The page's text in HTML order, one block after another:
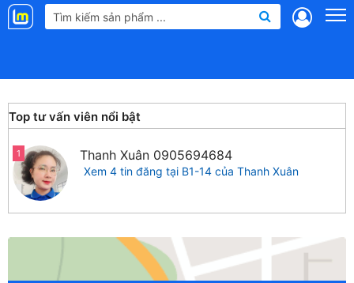
Landmap
Top tư vấn viên nổi bật
1 Thanh Xuân 0905694684
Xem 4 tin đăng tại B1-14 của Thanh Xuân